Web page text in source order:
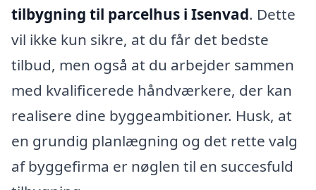
tilbygning til parcelhus i Isenvad. Dette
vil ikke kun sikre, at du får det bedste
tilbud, men også at du arbejder sammen
med kvalificerede håndværkere, der kan
realisere dine byggeambitioner. Husk, at
en grundig planlægning og det rette valg
af byggefirma er nøglen til en succesfuld